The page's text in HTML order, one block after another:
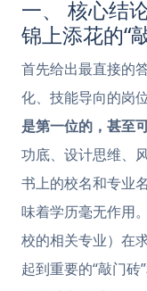
一、 核心结
锦上添花的“
首先给出最直接的
化、技能导向的岗
是第一位的，甚至
功底、设计思维、
书上的校名和专业
味着学历毫无作用
校的相关专业）在
起到重要的“敲门砖